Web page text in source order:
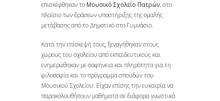
επισκέφθηκαν το Μουσικό Σχολείο Πατρών, στο
πλαίσιο των δράσεων υποστήριξης της ομαλής
μετάβασης από το Δημοτικό στο Γυμνάσιο.
Κατά την επίσκεψή τους, ξεναγήθηκαν στους
χώρους του σχολείου από εκπαιδευτικούς και
ενημερώθηκαν με σαφήνεια και πληρότητα για τη
φιλοσοφία και το πρόγραμμα σπουδών του
Μουσικού Σχολείου. Είχαν επίσης την ευκαιρία να
παρακολουθήσουν μαθήματα σε διάφορα γνωστικά